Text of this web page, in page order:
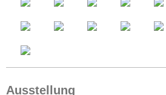
Ausstellung